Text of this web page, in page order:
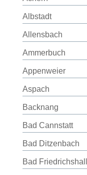
Albstadt
Allensbach
Ammerbuch
Appenweier
Aspach
Backnang
Bad Cannstatt
Bad Ditzenbach
Bad Friedrichshall